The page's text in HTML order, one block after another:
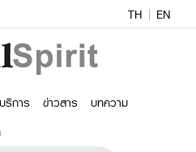
TH EN
ริการ ข่าวสาร
บทความ